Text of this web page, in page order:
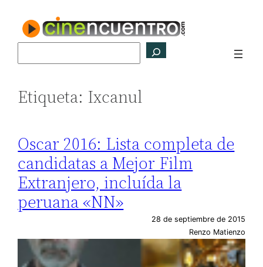
contenido
Etiqueta: Ixcanul
Oscar 2016: Lista completa de
candidatas a Mejor Film
Extranjero, incluída la
peruana «NN»
28 de septiembre de 2015
Renzo Matienzo